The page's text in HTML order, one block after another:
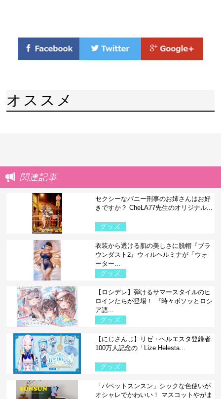
オススメ
関連記事
セクシーなバニー刑事のお姉さんはお好
きですか？ CheLA77先生のオリジナル...
グッズ
衣装から透ける肌の美しさに脱帽『ブラ
ウンダスト2』ウィルヘルミナが「ウォ
ーター...
グッズ
【ロシデレ】弾けるサマースタイルのヒ
ロインたちが登場！ 『時々ボソッとロシ
ア語...
グッズ
【にじさんじ】リゼ・ヘルエスタ登録者
100万人記念の「Lize Helesta...
グッズ
「パペットスンスン」シックな色使いが
オシャレでかわいい！ マスコットやがま